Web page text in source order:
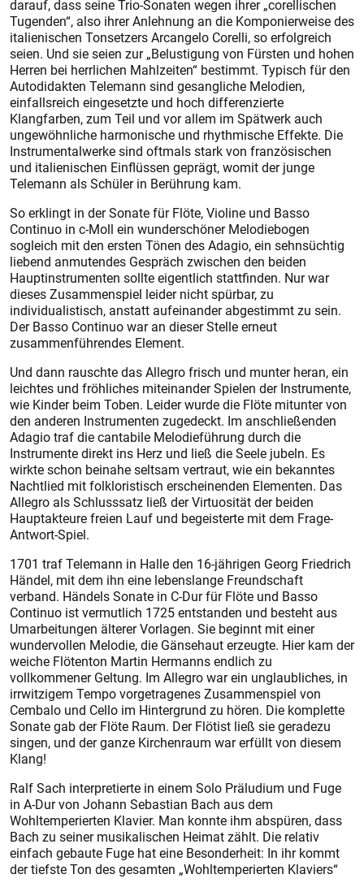
darauf, dass seine Trio-Sonaten wegen ihrer „corellischen
Tugenden“, also ihrer Anlehnung an die Komponierweise des
italienischen Tonsetzers Arcangelo Corelli, so erfolgreich
seien. Und sie seien zur „Belustigung von Fürsten und hohen
Herren bei herrlichen Mahlzeiten“ bestimmt. Typisch für den
Autodidakten Telemann sind gesangliche Melodien,
einfallsreich eingesetzte und hoch differenzierte
Klangfarben, zum Teil und vor allem im Spätwerk auch
ungewöhnliche harmonische und rhythmische Effekte. Die
Instrumentalwerke sind oftmals stark von französischen
und italienischen Einflüssen geprägt, womit der junge
Telemann als Schüler in Berührung kam.
So erklingt in der Sonate für Flöte, Violine und Basso
Continuo in c-Moll ein wunderschöner Melodiebogen
sogleich mit den ersten Tönen des Adagio, ein sehnsüchtig
liebend anmutendes Gespräch zwischen den beiden
Hauptinstrumenten sollte eigentlich stattfinden. Nur war
dieses Zusammenspiel leider nicht spürbar, zu
individualistisch, anstatt aufeinander abgestimmt zu sein.
Der Basso Continuo war an dieser Stelle erneut
zusammenführendes Element.
Und dann rauschte das Allegro frisch und munter heran, ein
leichtes und fröhliches miteinander Spielen der Instrumente,
wie Kinder beim Toben. Leider wurde die Flöte mitunter von
den anderen Instrumenten zugedeckt. Im anschließenden
Adagio traf die cantabile Melodieführung durch die
Instrumente direkt ins Herz und ließ die Seele jubeln. Es
wirkte schon beinahe seltsam vertraut, wie ein bekanntes
Nachtlied mit folkloristisch erscheinenden Elementen. Das
Allegro als Schlusssatz ließ der Virtuosität der beiden
Hauptakteure freien Lauf und begeisterte mit dem Frage-
Antwort-Spiel.
1701 traf Telemann in Halle den 16-jährigen Georg Friedrich
Händel, mit dem ihn eine lebenslange Freundschaft
verband. Händels Sonate in C-Dur für Flöte und Basso
Continuo ist vermutlich 1725 entstanden und besteht aus
Umarbeitungen älterer Vorlagen. Sie beginnt mit einer
wundervollen Melodie, die Gänsehaut erzeugte. Hier kam der
weiche Flötenton Martin Hermanns endlich zu
vollkommener Geltung. Im Allegro war ein unglaubliches, in
irrwitzigem Tempo vorgetragenes Zusammenspiel von
Cembalo und Cello im Hintergrund zu hören. Die komplette
Sonate gab der Flöte Raum. Der Flötist ließ sie geradezu
singen, und der ganze Kirchenraum war erfüllt von diesem
Klang!
Ralf Sach interpretierte in einem Solo Präludium und Fuge
in A-Dur von Johann Sebastian Bach aus dem
Wohltemperierten Klavier. Man konnte ihm abspüren, dass
Bach zu seiner musikalischen Heimat zählt. Die relativ
einfach gebaute Fuge hat eine Besonderheit: In ihr kommt
der tiefste Ton des gesamten „Wohltemperierten Klaviers“